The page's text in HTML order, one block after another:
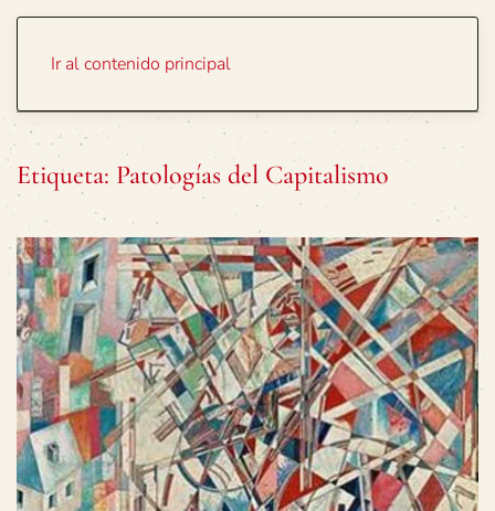
Ir al contenido principal
Etiqueta: Patologías del Capitalismo